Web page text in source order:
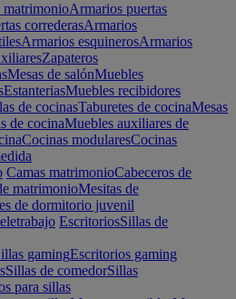
matrimonioArmarios puertas
correderasArmarios
Armarios esquinerosArmarios
Zapateros
Mesas de salónMuebles
EstanteriasMuebles recibidores
de cocinasTaburetes de cocinaMesas
de cocinaMuebles auxiliares de
Cocinas modularesCocinas
Camas matrimonioCabeceros de
matrimonioMesitas de
de dormitorio juvenil
EscritoriosSillas de
gamingEscritorios gaming
Sillas de comedorSillas
para sillas